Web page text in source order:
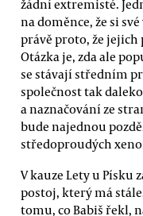
žádní extremisté.
na doměnce, že si
právě proto, že
Otázka je, zda ale
se stávají středním
společnost tak
a naznačování ze
bude najednou
středoproudých
V kauze Lety u Písku
postoj, který má
tomu, co Babiš řekl,